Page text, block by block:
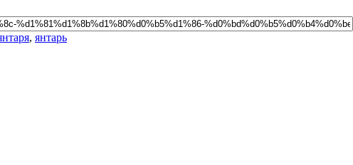
, янтарь